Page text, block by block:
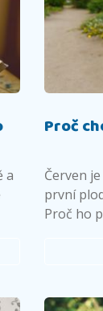
a
Proč
Červen
první
Proč ho